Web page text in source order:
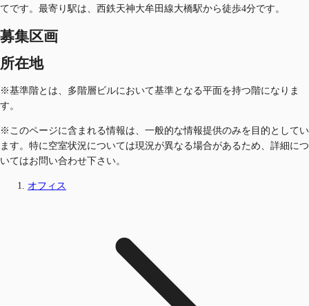
てです。最寄り駅は、西鉄天神大牟田線大橋駅から徒歩4分です。
募集区画
所在地
※基準階とは、多階層ビルにおいて基準となる平面を持つ階になりま
す。
※このページに含まれる情報は、一般的な情報提供のみを目的としてい
ます。特に空室状況については現況が異なる場合があるため、詳細につ
いてはお問い合わせ下さい。
オフィス